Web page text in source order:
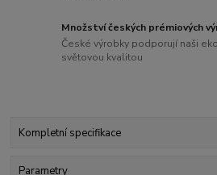
Množství českých prémiových
České výrobky podporují naši
světovou kvalitou
Kompletní specifikace
Parametry